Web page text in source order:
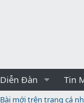
Diễn Đàn Tin
Bài mới trên trang cá